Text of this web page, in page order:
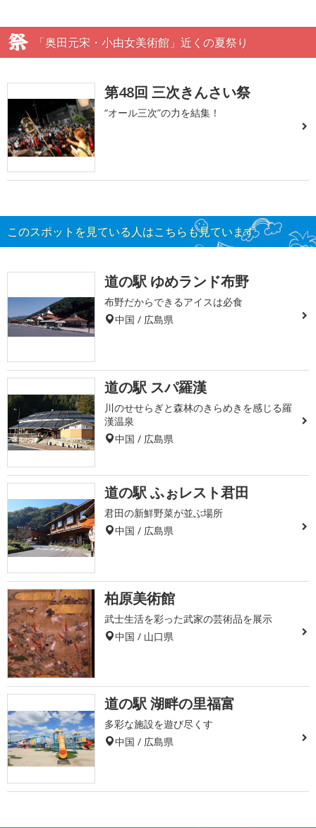
「奥田元宋・小由女美術館」近くの夏祭り
第48回 三次きんさい祭
“オール三次”の力を結集！
このスポットを見ている人はこちらも見ています
道の駅 ゆめランド布野
布野だからできるアイスは必食
中国 / 広島県
道の駅 スパ羅漢
川のせせらぎと森林のきらめきを感じる羅
漢温泉
中国 / 広島県
道の駅 ふぉレスト君田
君田の新鮮野菜が並ぶ場所
中国 / 広島県
柏原美術館
武士生活を彩った武家の芸術品を展示
中国 / 山口県
道の駅 湖畔の里福富
多彩な施設を遊び尽くす
中国 / 広島県